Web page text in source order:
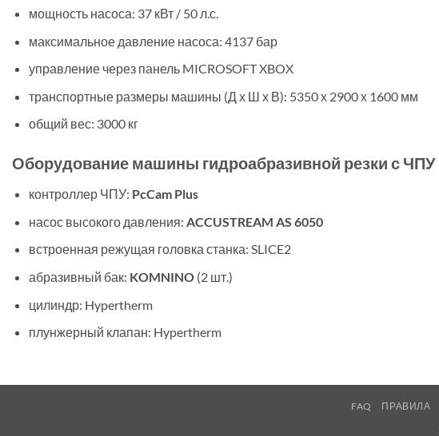
мощность насоса: 37 кВт / 50 л.с.
максимальное давление насоса: 4137 бар
управление через панель MICROSOFT XBOX
транспортные размеры машины (Д х Ш х В): 5350 х 2900 х 1600 мм
общий вес: 3000 кг
Оборудование машины гидроабразивной резки с ЧПУ
контроллер ЧПУ: PcCam Plus
насос высокого давления: ACCUSTREAM AS 6050
встроенная режущая головка станка: SLICE2
абразивный бак: KOMNINO(2 шт.)
цилиндр: Hypertherm
плунжерный клапан: Hypertherm
FAQ ПРАВИЛА